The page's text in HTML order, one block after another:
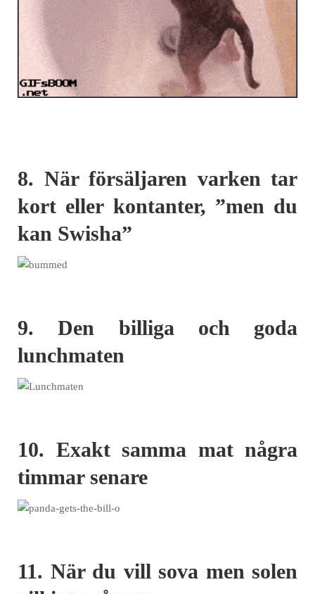
8. När försäljaren varken tar
kort eller kontanter, ”men du
kan Swisha”
9. Den billiga och goda
lunchmaten
10. Exakt samma mat några
timmar senare
11. När du vill sova men solen